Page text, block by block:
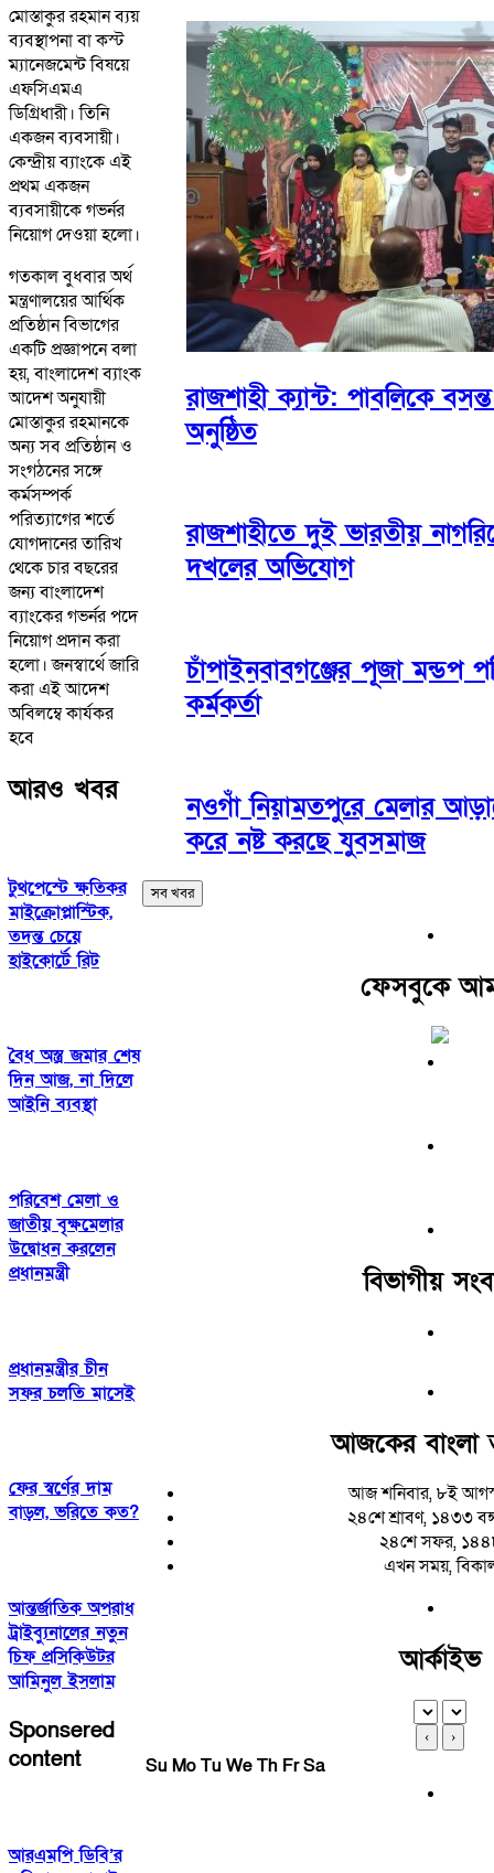
মোস্তাকুর রহমান ব্যয়
ব্যবস্থাপনা বা কস্ট
ম্যানেজমেন্ট বিষয়ে
এফসিএমএ
ডিগ্রিধারী। তিনি
একজন ব্যবসায়ী।
কেন্দ্রীয় ব্যাংকে এই
প্রথম একজন
ব্যবসায়ীকে গভর্নর
নিয়োগ দেওয়া হলো।
গতকাল বুধবার অর্থ
মন্ত্রণালয়ের আর্থিক
প্রতিষ্ঠান বিভাগের
একটি প্রজ্ঞাপনে বলা
হয়, বাংলাদেশ ব্যাংক
আদেশ অনুযায়ী
মোস্তাকুর রহমানকে
অন্য সব প্রতিষ্ঠান ও
সংগঠনের সঙ্গে
কর্মসম্পর্ক
পরিত্যাগের শর্তে
যোগদানের তারিখ
থেকে চার বছরের
জন্য বাংলাদেশ
ব্যাংকের গভর্নর পদে
নিয়োগ প্রদান করা
হলো। জনস্বার্থে জারি
করা এই আদেশ
অবিলম্বে কার্যকর
হবে
আরও খবর
টুথপেস্টে ক্ষতিকর
মাইক্রোপ্লাস্টিক,
তদন্ত চেয়ে
হাইকোর্টে রিট
বৈধ অস্ত্র জমার শেষ
দিন আজ, না দিলে
আইনি ব্যবস্থা
পরিবেশ মেলা ও
জাতীয় বৃক্ষমেলার
উদ্বোধন করলেন
প্রধানমন্ত্রী
প্রধানমন্ত্রীর চীন
সফর চলতি মাসেই
ফের স্বর্ণের দাম
বাড়ল, ভরিতে কত?
আন্তর্জাতিক অপরাধ
ট্রাইব্যুনালের নতুন
চিফ প্রসিকিউটর
আমিনুল ইসলাম
Sponsered
content
আরএমপি ডিবি’র
রাজশাহী ক্যান্ট: পাবলিকে
অনুষ্ঠিত
রাজশাহীতে দুই ভারতীয়
দখলের অভিযোগ
চাঁপাইনবাবগঞ্জের পূজা মন্ডপ
কর্মকর্তা
নওগাঁ নিয়ামতপুরে মেলার
করে নষ্ট করছে যুবসমাজ
সব খবর
ফেসবুকে
বিভাগীয়
আজকের বাংলা
আজ শনিবার, ৮ই
২৪শে শ্রাবণ, ১৪৩৩
২৪শে সফর,
এখন সময়,
আর্কাইভ
‹ ›
Su MoTu WeTh FrSa